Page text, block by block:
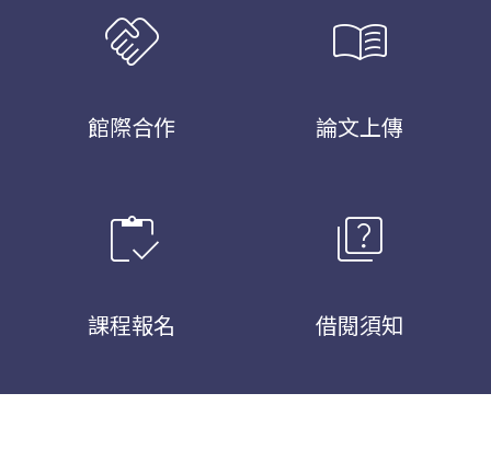
handshake
館際合作
menu_book
論文上傳
inventory
課程報名
quiz
借閱須知